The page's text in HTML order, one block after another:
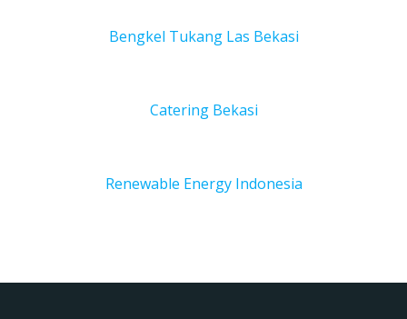
Bengkel Tukang Las Bekasi
Catering Bekasi
Renewable Energy Indonesia